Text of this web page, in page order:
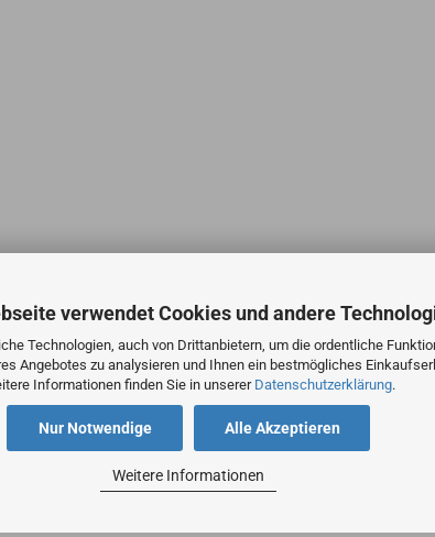
verwendet Cookies und andere
Technologien, auch von Drittanbietern, um die ordentliche
Angebotes zu analysieren und Ihnen ein bestmögliches
Informationen finden Sie in unserer Datenschutzerklärung.
Alle Akzeptieren
Nur Notwendige
Weitere Informationen